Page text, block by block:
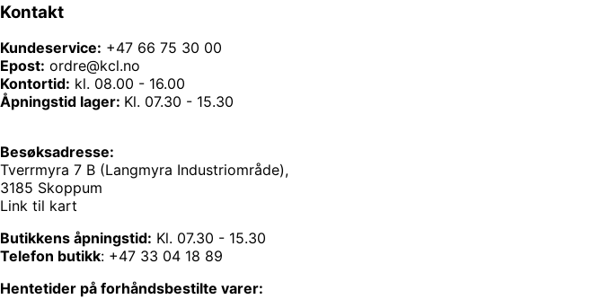
Kontakt
Kundeservice: +47 66 75 30 00
Epost: ordre@kcl.no
Kontortid: kl. 08.00 - 16.00
Åpningstid lager: Kl. 07.30 - 15.30
Besøksadresse:
Tverrmyra 7 B (Langmyra Industriområde),
3185 Skoppum
Link til kart
Butikkens åpningstid: Kl. 07.30 - 15.30
Telefon butikk: +47 33 04 18 89
Hentetider på forhåndsbestilte varer: